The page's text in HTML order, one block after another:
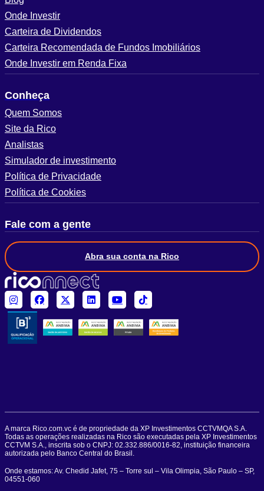
Onde Investir
Carteira de Dividendos
Carteira Recomendada de Fundos Imobiliários
Onde Investir em Renda Fixa
Conheça
Quem Somos
Site da Rico
Analistas
Simulador de investimento
Política de Privacidade
Política de Cookies
Fale com a gente
Abra sua conta na Rico
A marca Rico.com.vc é de propriedade da XP Investimentos CCTVMQA S.A.
Todas as operações realizadas na Rico são executadas pela XP Investimentos
CCTVM S.A., inscrita sob o CNPJ: 02.332.886/0016-82, instituição financeira
autorizada pelo Banco Central do Brasil.
Onde estamos: Av. Chedid Jafet, 75 – Torre sul – Vila Olimpia, São Paulo – SP,
04551-060